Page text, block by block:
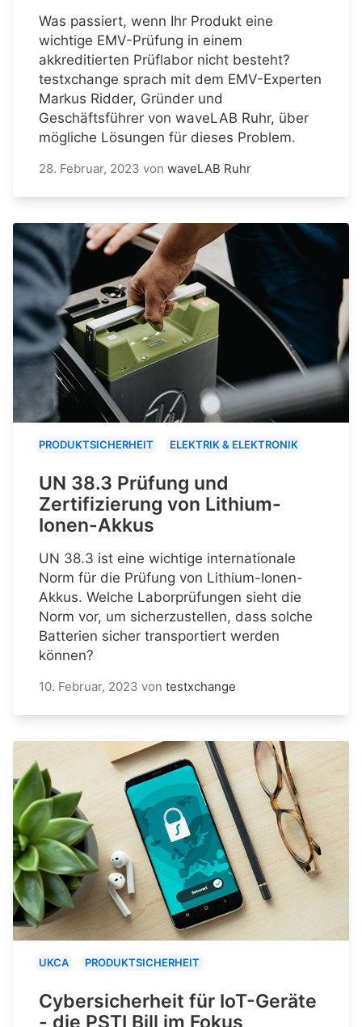
Was passiert, wenn Ihr Produkt eine
wichtige EMV-Prüfung in einem
akkreditierten Prüflabor nicht besteht?
testxchange sprach mit dem EMV-Experten
Markus Ridder, Gründer und
Geschäftsführer von waveLAB Ruhr, über
mögliche Lösungen für dieses Problem.
28. Februar, 2023 von waveLAB Ruhr
PRODUKTSICHERHEIT ELEKTRIK & ELEKTRONIK
UN 38.3 Prüfung und
Zertifizierung von Lithium-
Ionen-Akkus
UN 38.3 ist eine wichtige internationale
Norm für die Prüfung von Lithium-Ionen-
Akkus. Welche Laborprüfungen sieht die
Norm vor, um sicherzustellen, dass solche
Batterien sicher transportiert werden
können?
10. Februar, 2023 von testxchange
UKCA PRODUKTSICHERHEIT
Cybersicherheit für IoT-Geräte
- die PSTI Bill im Fokus